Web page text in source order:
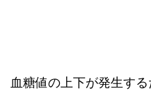
血糖値の上下が発生す